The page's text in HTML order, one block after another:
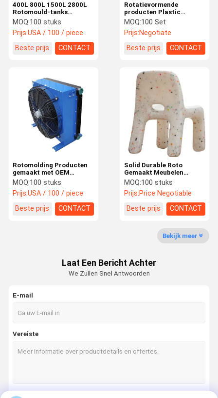
Thuis Over Ons Fabrieksreis
Kwaliteitsco
Vraag Een
Offerte Aan
Aluminium Rotatievormen
Rotatievormende
producten Plastic
mobiele vuilnisbak
Rotary-Plastic Rotary
Forming Mold
MOQ:100 Set
Prijs:Negotiate
Beste prijs
CONTACT
400L 800L 1500L 2800L
Rotomould-tanks
Rotatiemolding
watertanks
MOQ:100 stuks
Prijs:USA / 100 / piece
Beste prijs
CONTACT
Solid Durable Roto
Gemaakt Meubelen
Rotatie Gemaakt PE
Plastic Chair
MOQ:100 stuks
Prijs:Price Negotiable
Beste prijs
CONTACT
Rotomolding Producten
gemaakt met OEM
Rotationele vormen
koeler ventilator
behuizing aangepaste
kleur en Structuur is
duurzaam
MOQ:100 stuks
Prijs:USA / 100 / piece
Beste prijs
CONTACT
Bekijk meer
Laat Een Bericht Achter
We Zullen Snel Antwoorden
E-mail
Vereiste